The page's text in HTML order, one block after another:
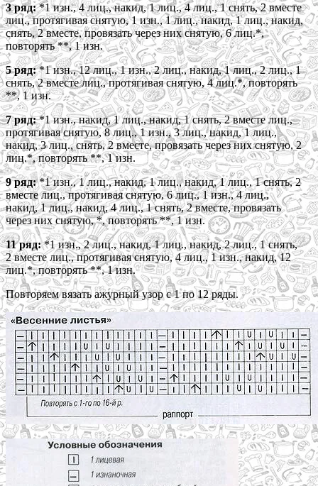
3 ряд:*1 изн., 4 лиц., накид, 1 лиц., 4 лиц., 1 снять, 2 вместе
лиц., протягивая снятую, 1 изн., 1 лиц., накид, 1 лиц., накид,
снять, 2 вместе, провязать через них снятую, 6 лиц.*,
повторять **, 1 изн.
5 ряд:*1 изн., 12 лиц., 1 изн., 2 лиц., накид, 1 лиц., 2 лиц., 1
снять, 2 вместе лиц., протягивая снятую, 4 лиц.*, повторять
**, 1 изн.
7 ряд:*1 изн., накид, 1 лиц., накид, 1 снять, 2 вместе лиц.,
протягивая снятую, 8 лиц., 1 изн., 3 лиц., накид, 1 лиц.,
накид, 3 лиц., снять, 2 вместе, провязать через них снятую, 2
лиц.*, повторять **, 1 изн.
9 ряд:*1 изн., 1 лиц., накид, 1 лиц., накид, 1 лиц., 1 снять, 2
вместе лиц., протягивая снятую, 6 лиц., 1 изн., 4 лиц.,
накид, 1 лиц., накид, 4 лиц., 1 снять, 2 вместе, провязать
через них снятую, *, повторять **, 1 изн.
11 ряд:*1 изн., 2 лиц., накид, 1 лиц., накид, 2 лиц., 1 снять,
2 вместе лиц., протягивая снятую, 4 лиц., 1 изн., накид, 12
лиц.*, повторять **, 1 изн.
Повторяем вязать ажурный узор с 1 по 12 ряды.